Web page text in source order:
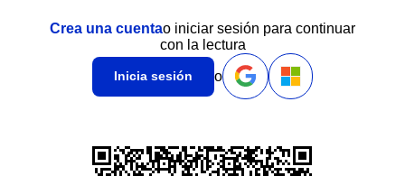
Crea una cuentao iniciar sesión para continuar
con la lectura
Inicia sesión o